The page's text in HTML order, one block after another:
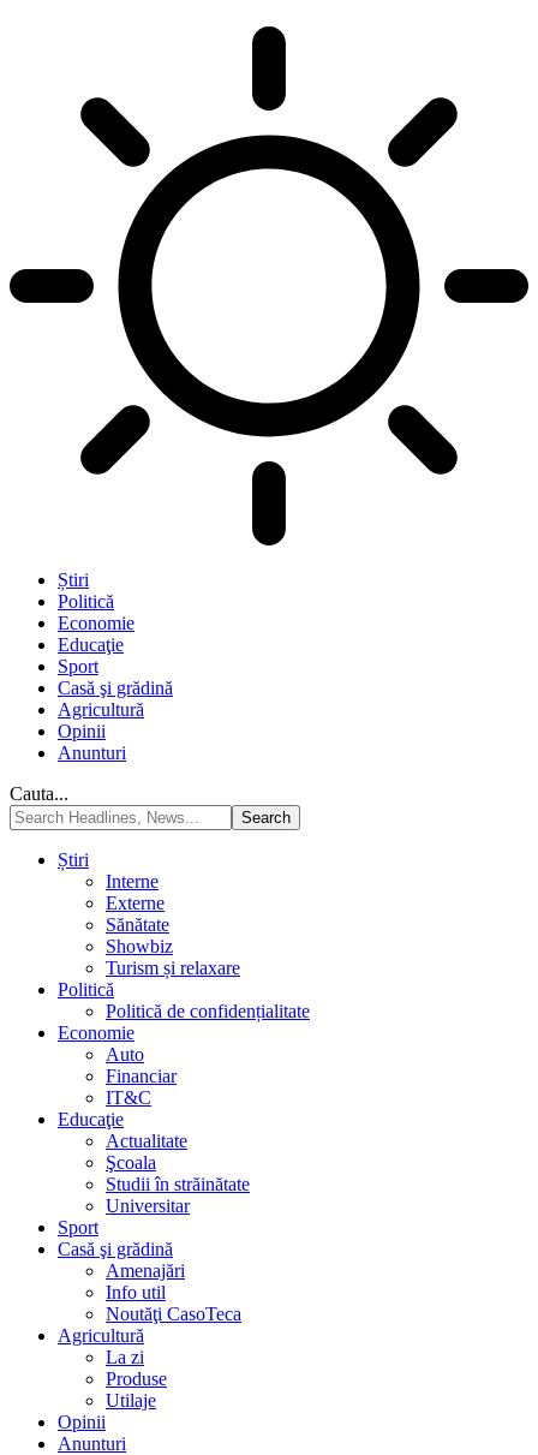
Știri
Politică
Economie
Educaţie
Sport
Casă şi grădină
Agricultură
Opinii
Anunturi
Cauta...
Știri
Interne
Externe
Sănătate
Showbiz
Turism și relaxare
Politică
Politică de confidențialitate
Economie
Auto
Financiar
IT&C
Educaţie
Actualitate
Şcoala
Studii în străinătate
Universitar
Sport
Casă şi grădină
Amenajări
Info util
Noutăţi CasoTeca
Agricultură
La zi
Produse
Utilaje
Opinii
Anunturi